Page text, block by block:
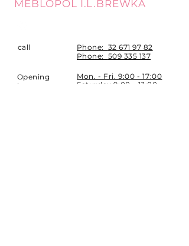
MEBLOPOL I.L.BREWKA
call Phone: 32 671 97 82
Phone: 509 335 137
Opening
hours
Mon. - Fri. 9:00 - 17:00
Saturday 9:00 - 13:00